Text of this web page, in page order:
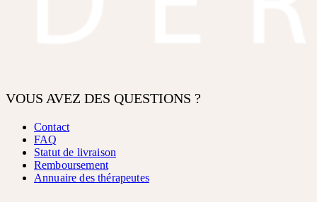
VOUS AVEZ DES QUESTIONS ?
Contact
FAQ
Statut de livraison
Remboursement
Annuaire des thérapeutes